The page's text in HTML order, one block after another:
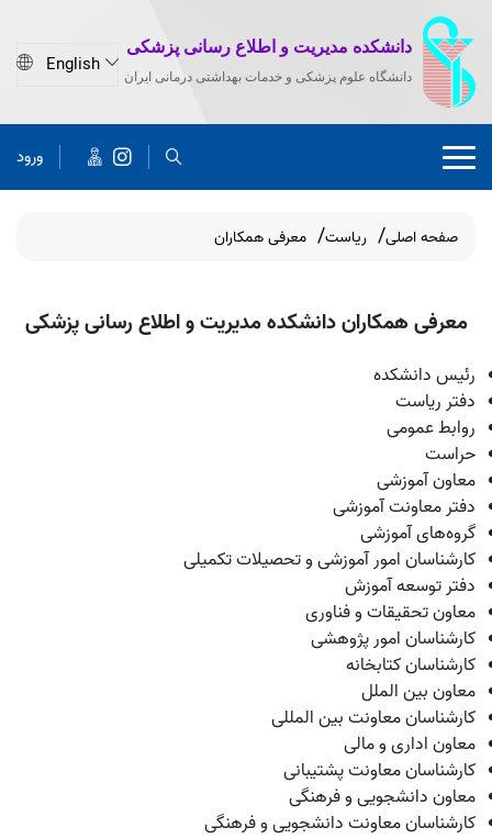
دانشکده مدیریت و اطلاع رسانی پزشکی
دانشگاه علوم پزشکی و خدمات بهداشتی درمانی ایران
ورود
صفحه اصلی ریاست معرفی همکاران
معرفی همکاران دانشکده مدیریت و اطلاع رسانی پزشکی
رئیس دانشکده
دفتر ریاست
روابط عمومی
حراست
معاون آموزشی
دفتر معاونت آموزشی
گروه‌های آموزشی
کارشناسان امور آموزشی و تحصیلات تکمیلی
دفتر توسعه آموزش
معاون تحقیقات و فناوری
کارشناسان امور پژوهشی
کارشناسان کتابخانه
معاون بین الملل
کارشناسان معاونت بین المللی
معاون اداری و مالی
کارشناسان معاونت پشتیبانی
معاون دانشجویی و فرهنگی
کارشناسان معاونت دانشجویی و فرهنگی